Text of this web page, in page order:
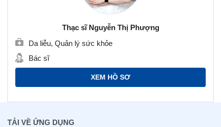
Thạc sĩ Nguyễn Thị Phượng
Da liễu, Quản lý sức khỏe
Bác sĩ
XEM HỒ SƠ
TẢI VỀ ỨNG DỤNG